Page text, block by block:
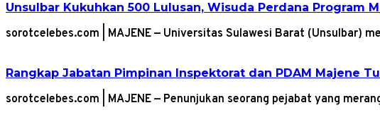
Unsulbar Kukuhkan 500 Lulusan, Wisuda Perdana Program
sorotcelebes.com | MAJENE — Universitas Sulawesi Barat (Unsulbar)
Rangkap Jabatan Pimpinan Inspektorat dan PDAM Majene
sorotcelebes.com | MAJENE — Penunjukan seorang pejabat yang